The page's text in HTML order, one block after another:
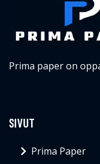
Prima paper on
SIVUT
Prima Paper